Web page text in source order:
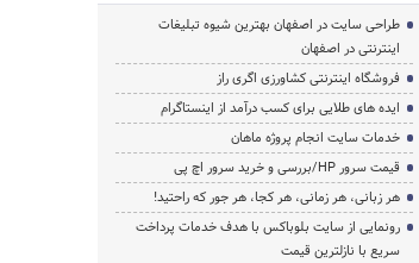
طراحی سایت در اصفهان بهترین شیوه تبلیغات
اینترنتی در اصفهان
فروشگاه اینترنتی کشاورزی اگری راز
ایده های طلایی برای کسب درآمد از اینستاگرام
خدمات سایت انجام پروژه ماهان
قیمت سرور HP/بررسی و خرید سرور اچ پی
هر زبانی، هر زمانی، هر کجا، هر جور که راحتید!
رونمایی از سایت بلوباکس با هدف خدمات پرداخت
سریع با نازلترین قیمت